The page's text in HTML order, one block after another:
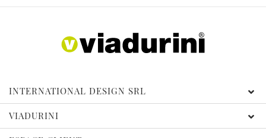
INTERNATIONAL DESIGN SRL
VIADURINI